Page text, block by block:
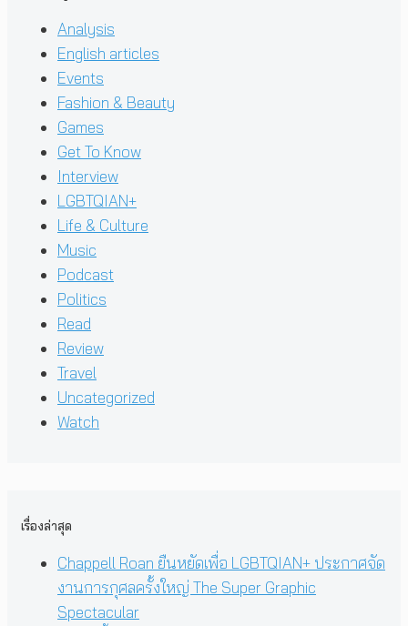
Analysis
English articles
Events
Fashion & Beauty
Games
Get To Know
Interview
LGBTQIAN+
Life & Culture
Music
Podcast
Politics
Read
Review
Travel
Uncategorized
Watch
เรื่องล่าสุด
Chappell Roan ยืนหยัดเพื่อ LGBTQIAN+ ประกาศจัด
งานการกุศลครั้งใหญ่ The Super Graphic
Spectacular